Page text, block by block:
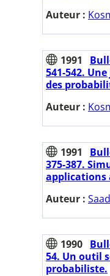
Auteur :
1991
541-542.
des
Auteur :
1991
375-387.
applications
Auteur :
1990
54. Un outil
probabiliste.